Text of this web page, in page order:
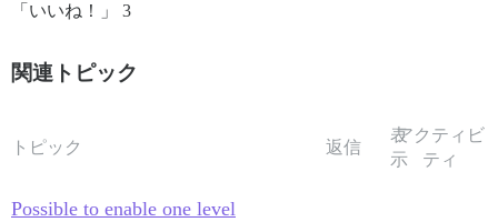
「いいね！」 3
関連トピック
トピック 返信
表
示
アクティビ
ティ
Possible to enable one level